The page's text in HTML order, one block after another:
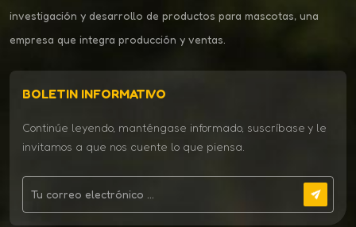
investigación y desarrollo de productos para mascotas, una
empresa que integra producción y ventas.
BOLETIN INFORMATIVO
Continúe leyendo, manténgase informado, suscríbase y le
invitamos a que nos cuente lo que piensa.